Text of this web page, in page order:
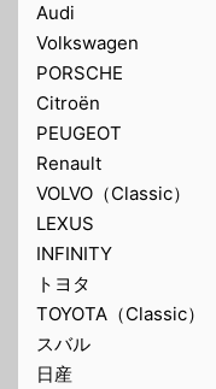
Audi
Volkswagen
PORSCHE
Citroën
PEUGEOT
Renault
VOLVO（Classic）
LEXUS
INFINITY
トヨタ
TOYOTA（Classic）
スバル
日産